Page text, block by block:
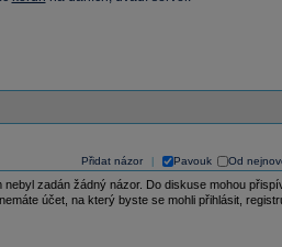
Přidat názor Pavouk Od
zadán žádný názor. Do diskuse mohou
účet, na který byste se mohli přihlásit,